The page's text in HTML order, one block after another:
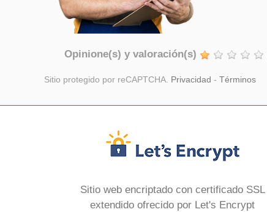
Opinione(s) y valoración(s)
Sitio protegido por reCAPTCHA. Privacidad - Términos
Sitio web encriptado con certificado SSL
extendido ofrecido por Let's Encrypt